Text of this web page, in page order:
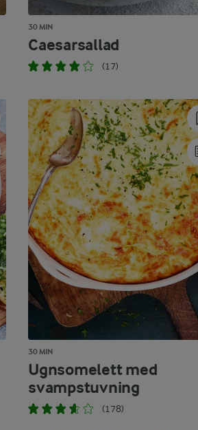
30 MIN
Caesarsallad
(17)
30 MIN
Ugnsomelett med
svampstuvning
(178)